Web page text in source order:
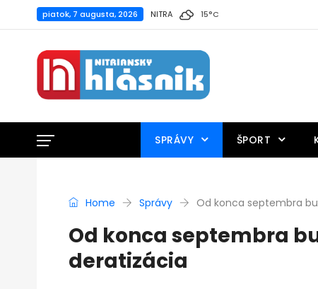
piatok, 7 augusta, 2026 NITRA 15°C
SPRÁVY ŠPORT
Home Správy Od konca septembra
Od konca septembra
deratizácia